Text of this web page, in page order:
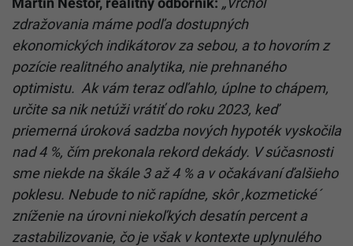
zdražovania máme podľa dostupných
ekonomických indikátorov za sebou, a to hovorím z
pozície realitného analytika, nie prehnaného
optimistu. Ak vám teraz odľahlo, úplne to chápem,
určite sa nik netúži vrátiť do roku 2023, keď
priemerná úroková sadzba nových hypoték vyskočila
nad 4 %, čím prekonala rekord dekády. V súčasnosti
sme niekde na škále 3 až 4 % a v očakávaní ďalšieho
poklesu. Nebude to nič rapídne, skôr ,kozmetické´
zníženie na úrovni niekoľkých desatín percent a
zastabilizovanie, čo je však v kontexte uplynulého